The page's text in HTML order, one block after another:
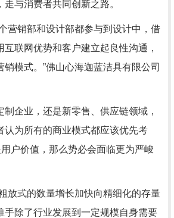
与消费者共同创新之路。
销部和设计部都参与到设计中，借
互联网优势和客户建立起良性沟通，
模式。”佛山心海迦蓝洁具有限公司
企业，还是新零售、供应链领域，
认为所有的商业模式都应该优先考
用户价值，那么势必会面临更为严峻
式的数量增长加快向精细化的存量
手除了行业发展到一定规模自身需要